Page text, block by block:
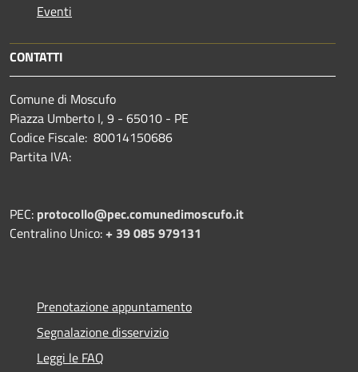
Eventi
CONTATTI
Comune di Moscufo
Piazza Umberto I, 9 - 65010 - PE
Codice Fiscale: 80014150686
Partita IVA:
PEC: protocollo@pec.comunedimoscufo.it
Centralino Unico:+ 39 085 979131
Prenotazione appuntamento
Segnalazione disservizio
Leggi le FAQ